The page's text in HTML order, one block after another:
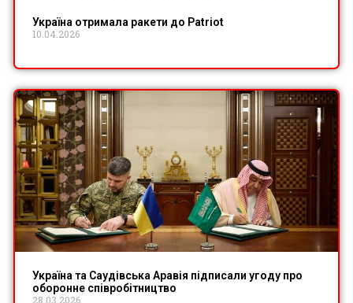
Україна отримала ракети до Patriot
10.04.2026
Україна та Саудівська Аравія підписали угоду про
оборонне співробітництво
28.03.2026